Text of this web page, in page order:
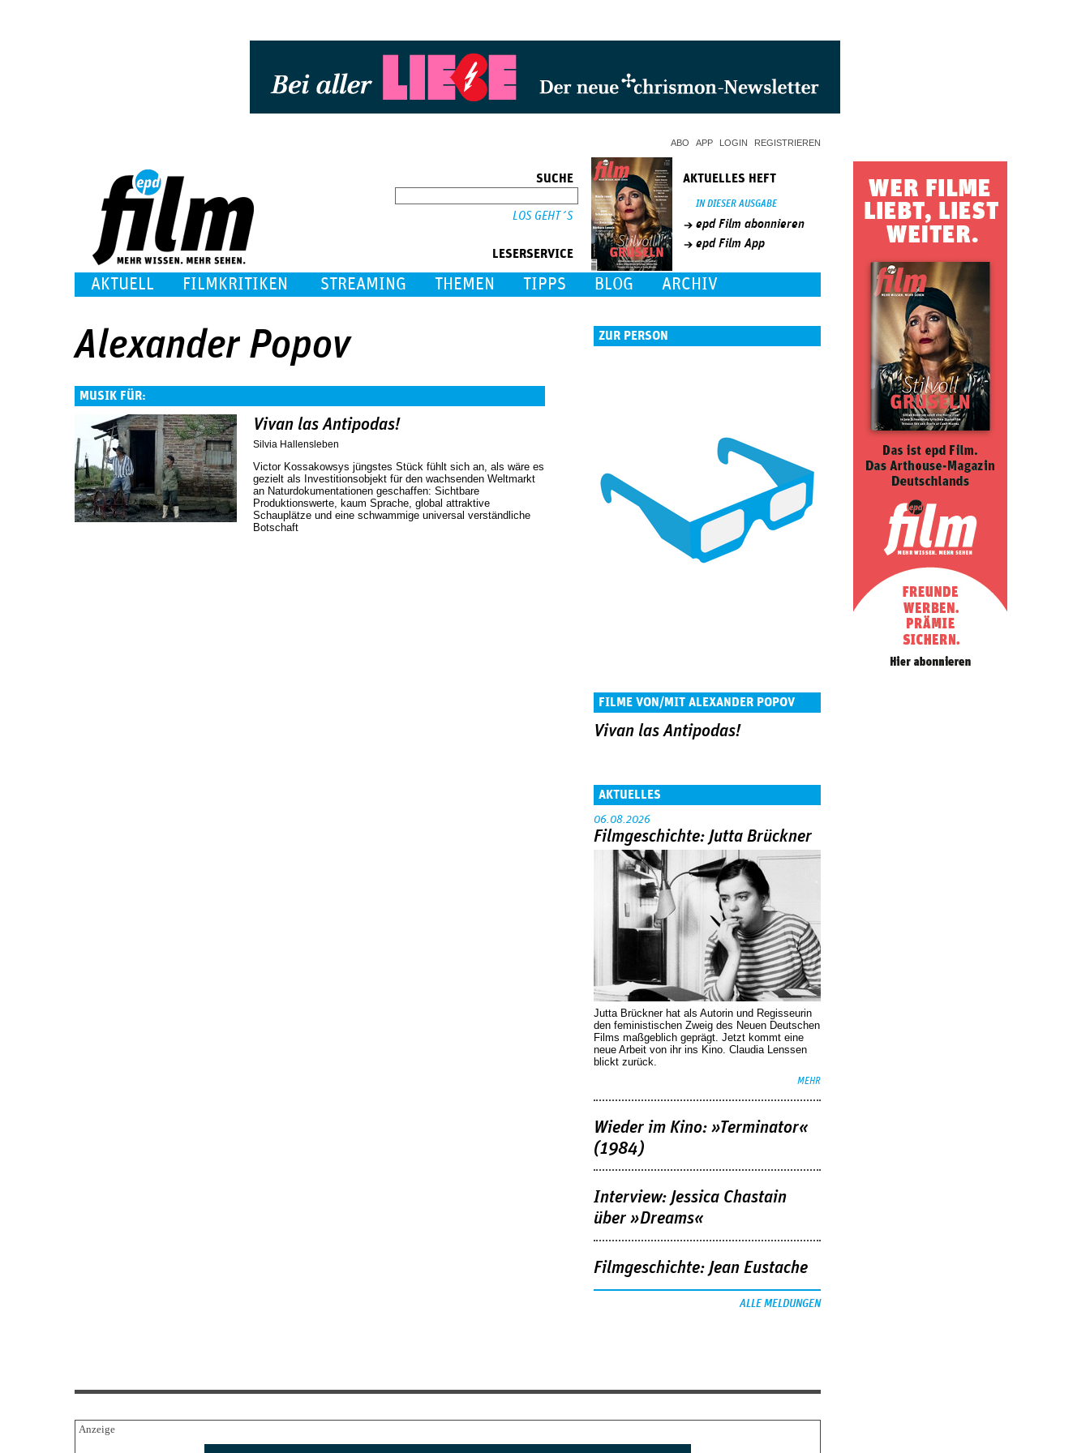
ABO APP LOGIN REGISTRIEREN
SUCHE
LESERSERVICE
AKTUELLES HEFT
IN DIESER AUSGABE
epd Film abonnieren
epd Film App
AKTUELL FILMKRITIKEN STREAMING THEMEN TIPPS BLOG ARCHIV
Alexander Popov
MUSIK FÜR:
Vivan las Antipodas!
Silvia Hallensleben
Victor Kossakowsys jüngstes Stück fühlt sich an, als wäre es
gezielt als Investitionsobjekt für den wachsenden Weltmarkt
an Naturdokumentationen geschaffen: Sichtbare
Produktionswerte, kaum Sprache, global attraktive
Schauplätze und eine schwammige universal verständliche
Botschaft
ZUR PERSON
FILME VON/MIT ALEXANDER POPOV
Vivan las Antipodas!
AKTUELLES
06.08.2026
Filmgeschichte: Jutta Brückner
Jutta Brückner hat als Autorin und Regisseurin
den feministischen Zweig des Neuen Deutschen
Films maßgeblich geprägt. Jetzt kommt eine
neue Arbeit von ihr ins Kino. Claudia Lenssen
blickt zurück.
MEHR
Wieder im Kino: »Terminator«
(1984)
Interview: Jessica Chastain
über »Dreams«
Filmgeschichte: Jean Eustache
ALLE MELDUNGEN